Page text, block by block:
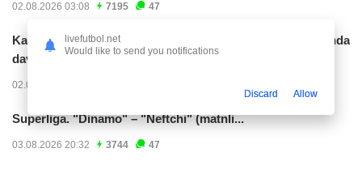
02.08.2026 03:08 7195 47
Kabo-verdelik darvozabon Vozinya faoliyatini Marokashda
davom ettirishi...
02.08.2026 01:08
Superliga. "Dinamo" – "Neftchi" (matnli...
03.08.2026 20:32 3744 47
livefutbol.net
Would like to send you notifications
Discard Allow